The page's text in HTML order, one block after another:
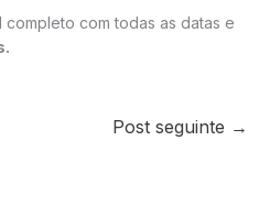
com todas as datas e
Post seguinte →